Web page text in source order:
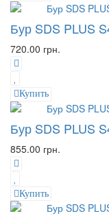
Бур SDS PLUS
720.00 грн.
Купить
Бур SDS PLUS
855.00 грн.
Купить